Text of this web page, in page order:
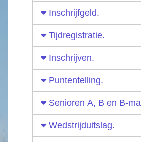
Inschrijfgeld.
Tijdregistratie.
Inschrijven.
Puntentelling.
Senioren A, B en B-
Wedstrijduitslag.